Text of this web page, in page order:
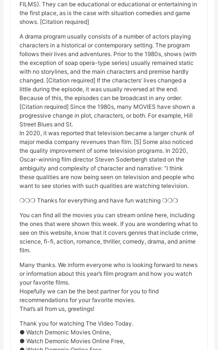
FILMS). They can be educational or educational or entertaining in
the first place, as is the case with situation comedies and game
shows. [Citation required]
A drama program usually consists of a number of actors playing
characters in a historical or contemporary setting. The program
follows their lives and adventures. Prior to the 1980s, shows (with
the exception of soap opera-type series) usually remained static
with no storylines, and the main characters and premise hardly
changed. [Citation required] If the characters’ lives changed a
little during the episode, it was usually reversed at the end.
Because of this, the episodes can be broadcast in any order.
[Citation required] Since the 1980s, many MOVIES have shown a
progressive change in plot, characters, or both. For example, Hill
Street Blues and St.
In 2020, it was reported that television became a larger chunk of
major media company revenues than film. [5] Some also noticed
the quality improvement of some television programs. In 2020,
Oscar-winning film director Steven Soderbergh stated on the
ambiguity and complexity of character and narrative: “I think
these qualities are now being seen on television and people who
want to see stories with such qualities are watching television.
❍❍❍ Thanks for everything and have fun watching ❍❍❍
You can find all the movies you can stream online here, including
the ones that were shown this week. If you are wondering what to
see on this website, know that it covers genres that include crime,
science, fi-fi, action, romance, thriller, comedy, drama, and anime
film.
Many thanks. We inform everyone who is looking forward to news
or information about this year’s film program and how you watch
your favorite films.
Hopefully we can be the best partner for you to find
recommendations for your favorite movies.
That’s all from us, greetings!
Thank you for watching The Video Today.
● Watch Demonic Movies Online,
● Watch Demonic Movies Online Free,